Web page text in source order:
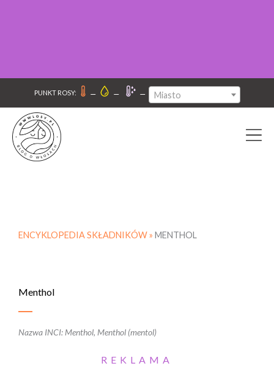
PUNKT ROSY: – – – Miasto
ENCYKLOPEDIA SKŁADNIKÓW » MENTHOL
Menthol
Nazwa INCI: Menthol, Menthol (mentol)
REKLAMA